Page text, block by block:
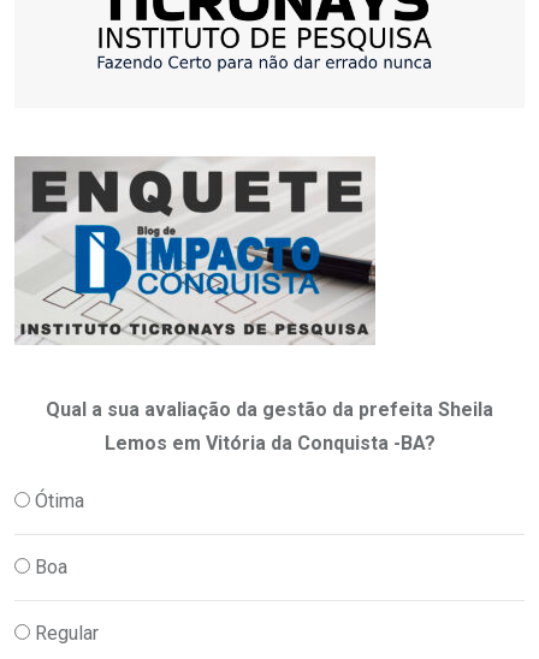
Qual a sua avaliação da gestão da prefeita Sheila
Lemos em Vitória da Conquista -BA?
Ótima
Boa
Regular